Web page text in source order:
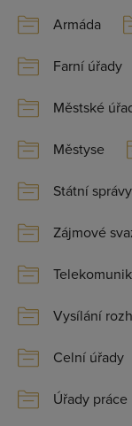
Armáda
Farní úřady
Městské
Městyse
Státní správy
Zájmové
Vysílání
Celní úřady
Úřady práce